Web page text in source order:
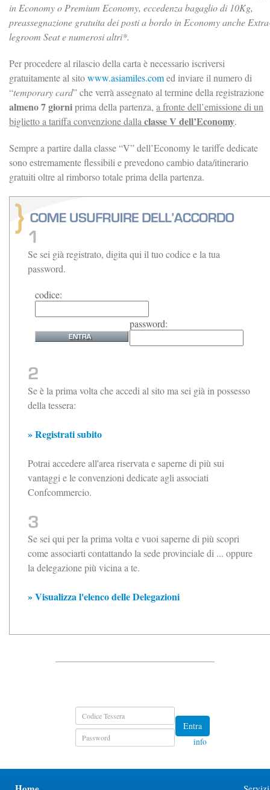
in Economy o Premium Economy, eccedenza bagaglio di 10Kg,
preassegnazione gratuita dei posti a bordo in Economy anche
legroom Seat e numerosi altri*.
Per procedere al rilascio della carta è necessario iscriversi
gratuitamente al sitowww.asiamiles.comed inviare il numero di
“temporary card” che verrà assegnato al termine della registrazione
almeno 7 giorniprima della partenza, a fronte dell’emissione di un
biglietto a tariffa convenzione dalla classe V dell’Economy.
Sempre a partire dalla classe “V” dell’Economy le tariffe dedicate
sono estremamente flessibili e prevedono cambio data/itinerario
gratuiti oltre al rimborso totale prima della partenza.
Se sei già registrato, digita qui il tuo codice e la tua
password.
codice:
password:
Se è la prima volta che accedi al sito ma sei già in possesso
della tessera:
» Registrati subito
Potrai accedere all'area riservata e saperne di più sui
vantaggi e le convenzioni dedicate agli associati
Confcommercio.
Se sei qui per la prima volta e vuoi saperne di più scopri
come associarti contattando la sede provinciale di ... oppure
la delegazione più vicina a te.
» Visualizza l'elenco delle Delegazioni
Entra
info